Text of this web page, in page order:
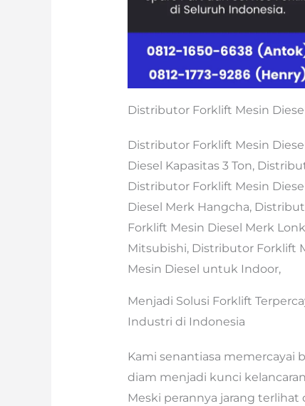
Distributor Forklift Mesin
Distributor Forklift Mesin
Diesel Kapasitas 3 Ton,
Distributor Forklift Mesin
Diesel Merk Hangcha,
Forklift Mesin Diesel Merk
Mitsubishi, Distributor Forklift
Mesin Diesel untuk Indoor,
Menjadi Solusi Forklift
Industri di Indonesia
Kami senantiasa memercayai
diam menjadi kunci
Meski perannya jarang